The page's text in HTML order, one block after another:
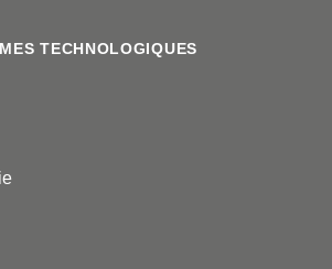
TECHNOLOGIQUES